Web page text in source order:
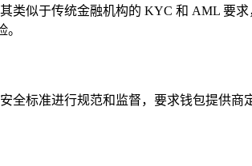
类似于传统金融机构的 KYC 和 AML 要
全标准进行规范和监督，要求钱包提供